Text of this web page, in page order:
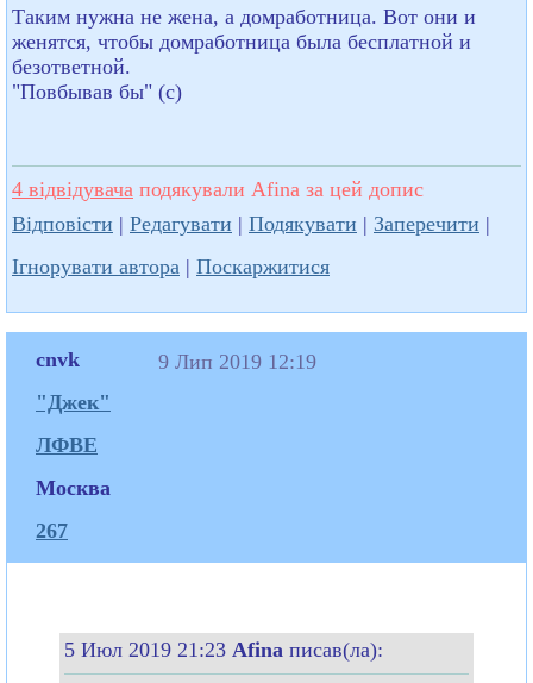
Таким нужна не жена, а домработница. Вот они и
женятся, чтобы домработница была бесплатной и
безответной.
"Повбывав бы" (с)
4 відвідувача подякували Afina за цей допис
Відповісти | Редагувати | Подякувати | Заперечити |
Ігнорувати автора | Поскаржитися
cnvk
"Джек"
ЛФВЕ
Москва
267
9 Лип 2019 12:19
5 Июл 2019 21:23 Afina писав(ла):